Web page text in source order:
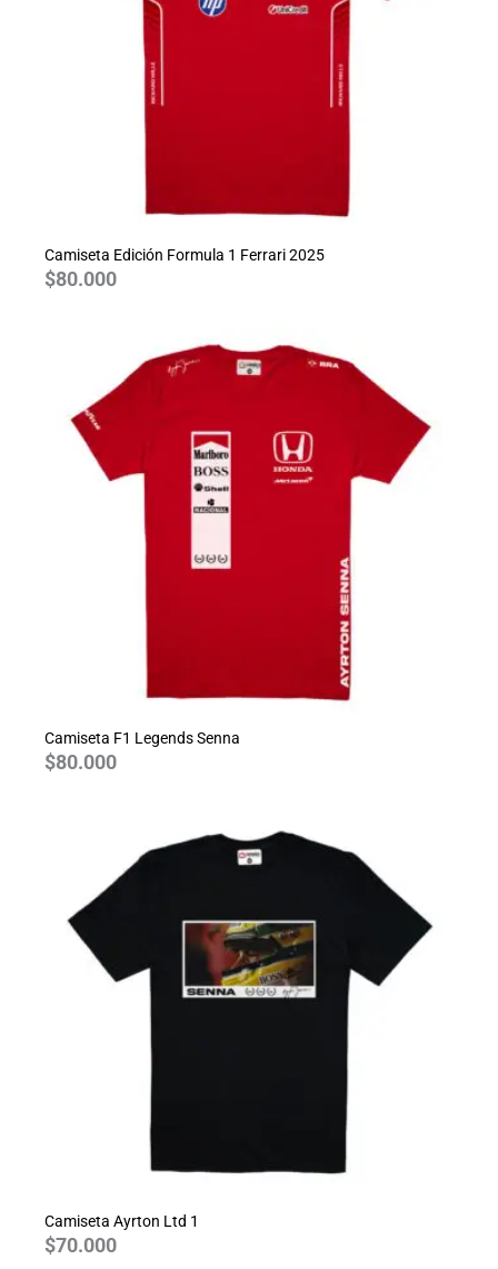
Camiseta Edición Formula 1 Ferrari 2025
$80.000
Camiseta F1 Legends Senna
$80.000
Camiseta Ayrton Ltd 1
$70.000